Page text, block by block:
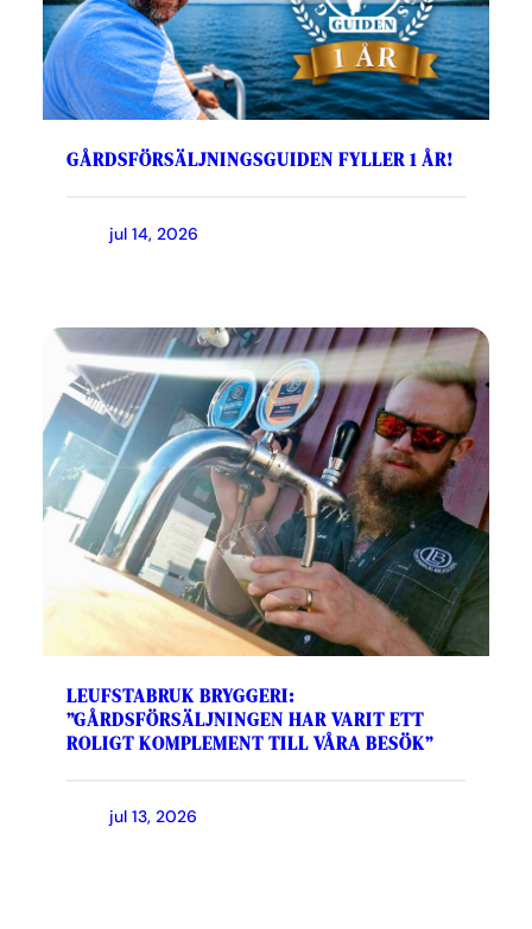
GÅRDSFÖRSÄLJNINGSGUIDEN FYLLER 1 ÅR!
jul 14, 2026
LEUFSTABRUK BRYGGERI:
”GÅRDSFÖRSÄLJNINGEN HAR VARIT ETT
ROLIGT KOMPLEMENT TILL VÅRA BESÖK”
jul 13, 2026